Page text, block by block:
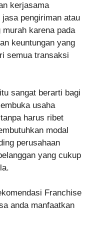
kerjasama
pengiriman atau
karena pada
keuntungan yang
semua transaksi
sangat berarti bagi
usaha
harus ribet
modal
perusahaan
yang cukup
Franchise
anda manfaatkan